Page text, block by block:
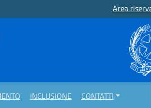
Area
INCLUSIONE CONTATTI